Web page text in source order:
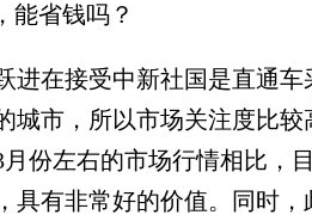
省钱吗？
在接受中新社国是直通车
城市，所以市场关注度比
份左右的市场行情相比，
具有非常好的价值。同时